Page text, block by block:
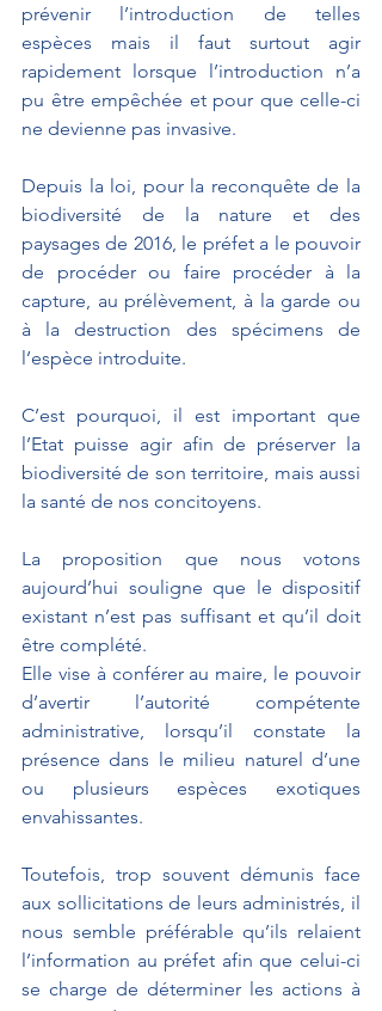
prévenir l’introduction de telles
espèces mais il faut surtout agir
rapidement lorsque l’introduction n’a
pu être empêchée et pour que celle-ci
ne devienne pas invasive.
Depuis la loi, pour la reconquête de la
biodiversité de la nature et des
paysages de 2016, le préfet a le pouvoir
de procéder ou faire procéder à la
capture, au prélèvement, à la garde ou
à la destruction des spécimens de
l’espèce introduite.
C’est pourquoi, il est important que
l’Etat puisse agir afin de préserver la
biodiversité de son territoire, mais aussi
la santé de nos concitoyens.
La proposition que nous votons
aujourd’hui souligne que le dispositif
existant n’est pas suffisant et qu’il doit
être complété.
Elle vise à conférer au maire, le pouvoir
d’avertir l’autorité compétente
administrative, lorsqu’il constate la
présence dans le milieu naturel d’une
ou plusieurs espèces exotiques
envahissantes.
Toutefois, trop souvent démunis face
aux sollicitations de leurs administrés, il
nous semble préférable qu’ils relaient
l’information au préfet afin que celui-ci
se charge de déterminer les actions à